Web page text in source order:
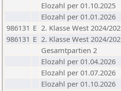
Elozahl per 01.10.2025
Elozahl per 01.01.2026
986131 E 2. Klasse West 2024/
986131 E 2. Klasse West 2024/
Gesamtpartien 2
Elozahl per 01.04.2026
Elozahl per 01.07.2026
Elozahl per 01.10.2026